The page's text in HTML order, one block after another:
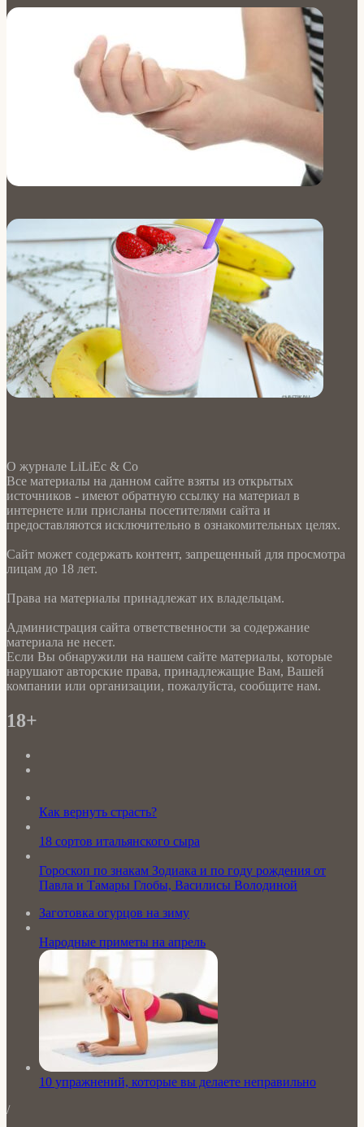
О журнале LiLiEc & Co
Все материалы на данном сайте взяты из открытых
источников - имеют обратную ссылку на материал в
интернете или присланы посетителями сайта и
предоставляются исключительно в ознакомительных целях.
Сайт может содержать контент, запрещенный для просмотра
лицам до 18 лет.
Права на материалы принадлежат их владельцам.
Администрация сайта ответственности за содержание
материала не несет.
Если Вы обнаружили на нашем сайте материалы, которые
нарушают авторские права, принадлежащие Вам, Вашей
компании или организации, пожалуйста, сообщите нам.
18+
Как вернуть страсть?
18 сортов итальянского сыра
Гороскоп по знакам Зодиака и по году рождения от
Павла и Тамары Глобы, Василисы Володиной
Заготовка огурцов на зиму
Народные приметы на апрель
10 упражнений, которые вы делаете неправильно
/